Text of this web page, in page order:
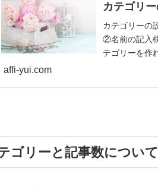
カテゴリ
カテゴリーの設定
②名前の記入
テゴリーを作れます。 ※カテゴリーは初期の段階で
affi-yui.com
ゴリーと記事数について